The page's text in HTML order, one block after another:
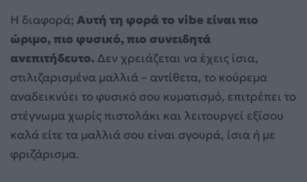
Η διαφορά; Αυτή τη φορά το vibe είναι πιο
ώριμο, πιο φυσικό, πιο συνειδητά
ανεπιτήδευτο.Δεν χρειάζεται να έχεις ίσια,
στιλιζαρισμένα μαλλιά – αντίθετα, το κούρεμα
αναδεικνύει το φυσικό σου κυματισμό, επιτρέπει το
στέγνωμα χωρίς πιστολάκι και λειτουργεί εξίσου
καλά είτε τα μαλλιά σου είναι σγουρά, ίσια ή με
φριζάρισμα.